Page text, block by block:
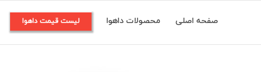
content
صفحه اصلی محصولات داهوا لیست قیمت داهوا